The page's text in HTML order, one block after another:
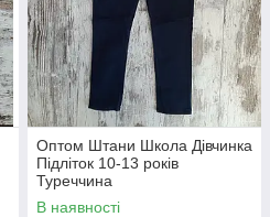
Оптом Штани Школа Дівчинка
Підліток 10-13 років
Туреччина
В наявності